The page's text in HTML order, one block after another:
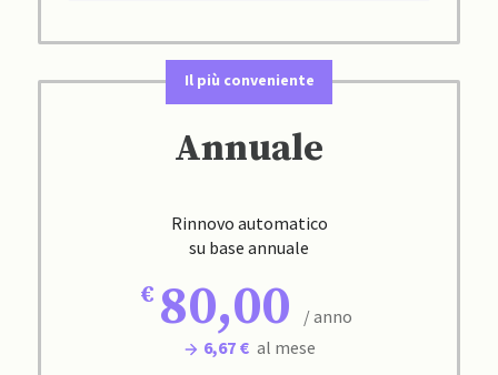
Il più conveniente
Annuale
Rinnovo automatico
su base annuale
80,00
/ anno
6,67 € al mese